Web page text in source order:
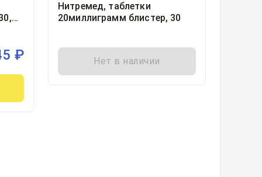
₽
Нитремед, таблетки
20миллиграмм блистер, 30
Нет в наличии